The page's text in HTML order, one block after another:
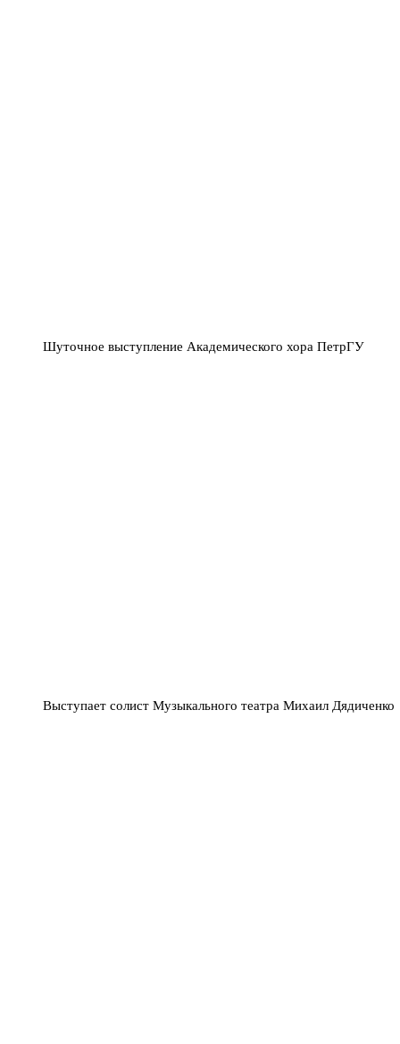
Шуточное выступление Академического хора ПетрГУ
Выступает солист Музыкального театра Михаил Дядиченко